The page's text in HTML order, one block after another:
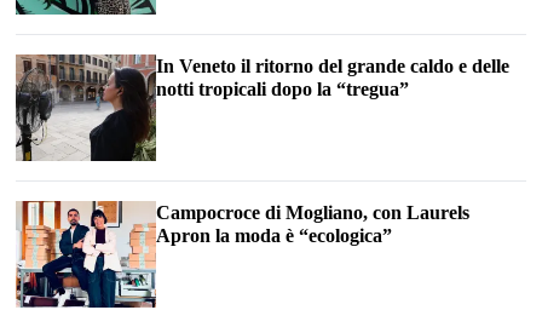
In Veneto il ritorno del grande caldo e delle
notti tropicali dopo la “tregua”
Campocroce di Mogliano, con Laurels
Apron la moda è “ecologica”